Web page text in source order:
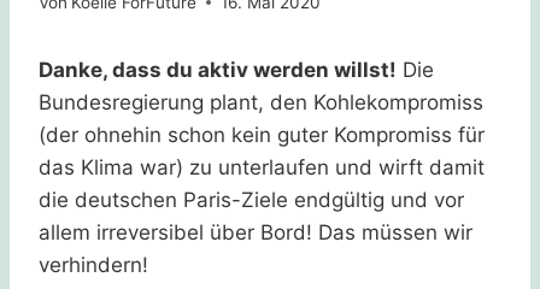
Danke, dass du aktiv werden willst! Die
Bundesregierung plant, den Kohlekompromiss
(der ohnehin schon kein guter Kompromiss für
das Klima war) zu unterlaufen und wirft damit
die deutschen Paris-Ziele endgültig und vor
allem irreversibel über Bord! Das müssen wir
verhindern!